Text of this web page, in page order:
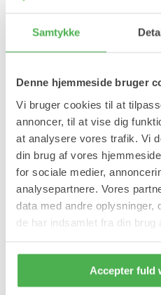
Samtykke
Denne hjemmeside bruger
Vi bruger cookies til at
annoncer, til at vise dig
at analysere vores trafik. Vi
din brug af vores
for sociale medier,
analysepartnere. Vores
data med andre oplysninger,
de har indsamlet fra din brug
Accepter fuld
Bakteriehæmmende - med